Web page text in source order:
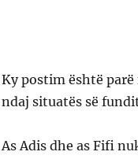
Ky postim është
ndaj situatës së
As Adis dhe as Fifi